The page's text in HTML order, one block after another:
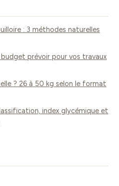
: 3 méthodes naturelles
budget prévoir pour vos travaux
? 26 à 50 kg selon le format
index glycémique et